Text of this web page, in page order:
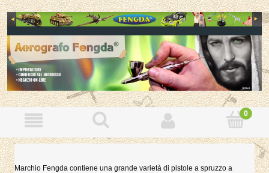
Marchio Fengda contiene una grande varietà di pistole a spruzzo a